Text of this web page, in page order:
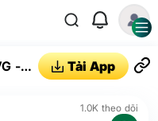
-
Tải App
1.0K theo dõi